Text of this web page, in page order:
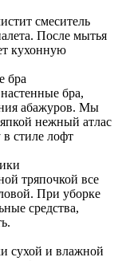
смеситель
После мытья
кухонную
бра
бра,
абажуров. Мы
нежный атлас
стиле лофт
тряпочкой все
При уборке
средства,
сухой и влажной